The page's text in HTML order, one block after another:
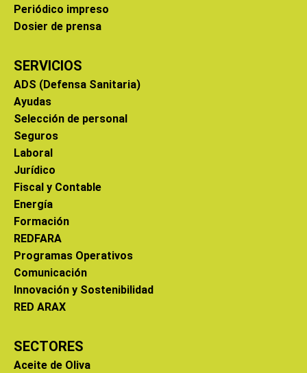
Periódico impreso
Dosier de prensa
SERVICIOS
ADS (Defensa Sanitaria)
Ayudas
Selección de personal
Seguros
Laboral
Jurídico
Fiscal y Contable
Energía
Formación
REDFARA
Programas Operativos
Comunicación
Innovación y Sostenibilidad
RED ARAX
SECTORES
Aceite de Oliva